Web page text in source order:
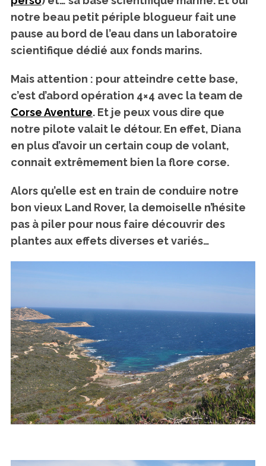
notre beau petit périple blogueur fait une
pause au bord de l’eau dans un laboratoire
scientifique dédié aux fonds marins.
Mais attention : pour atteindre cette base,
c’est d’abord opération 4×4 avec la team de
Corse Aventure.Et je peux vous dire que
notre pilote valait le détour. En effet, Diana
en plus d’avoir un certain coup de volant,
connait extrêmement bien la flore corse.
Alors qu’elle est en train de conduire notre
bon vieux Land Rover, la demoiselle n’hésite
pas à piler pour nous faire découvrir des
plantes aux effets diverses et variés…